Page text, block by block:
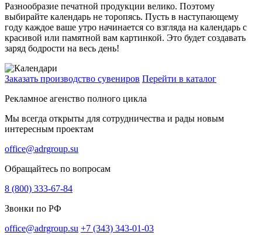
Разнообразие печатной продукции велико. Поэтому
выбирайте календарь не торопясь. Пусть в наступающему
году каждое ваше утро начинается со взгляда на календарь с
красивой или памятной вам картинкой. Это будет создавать
заряд бодрости на весь день!
Заказать производство сувениров Перейти в каталог
Рекламное агенство полного цикла
Мы всегда открыты для сотрудничества и рады новым
интересным проектам
office@adrgroup.su
Обращайтесь по вопросам
8 (800) 333-67-84
Звонки по РФ
office@adrgroup.su +7 (343) 343-01-03